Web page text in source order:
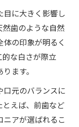
に大きく影響し
然歯のような自然
の印象が明るく
な白さが際立
ます。
口元のバランスに
えば、前歯など
ニアが選ばれるこ